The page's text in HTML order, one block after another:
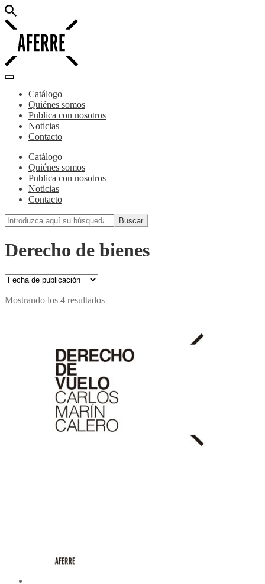
Catálogo
Quiénes somos
Publica con nosotros
Noticias
Contacto
Catálogo
Quiénes somos
Publica con nosotros
Noticias
Contacto
Derecho de bienes
Mostrando los 4 resultados